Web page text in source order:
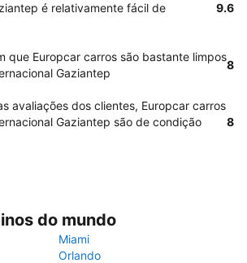
é relativamente fácil de
9.6
que Europcar carros são bastante limpos
Gaziantep
8
avaliações dos clientes, Europcar carros
Gaziantep são de condição
8
do mundo
Miami
Orlando